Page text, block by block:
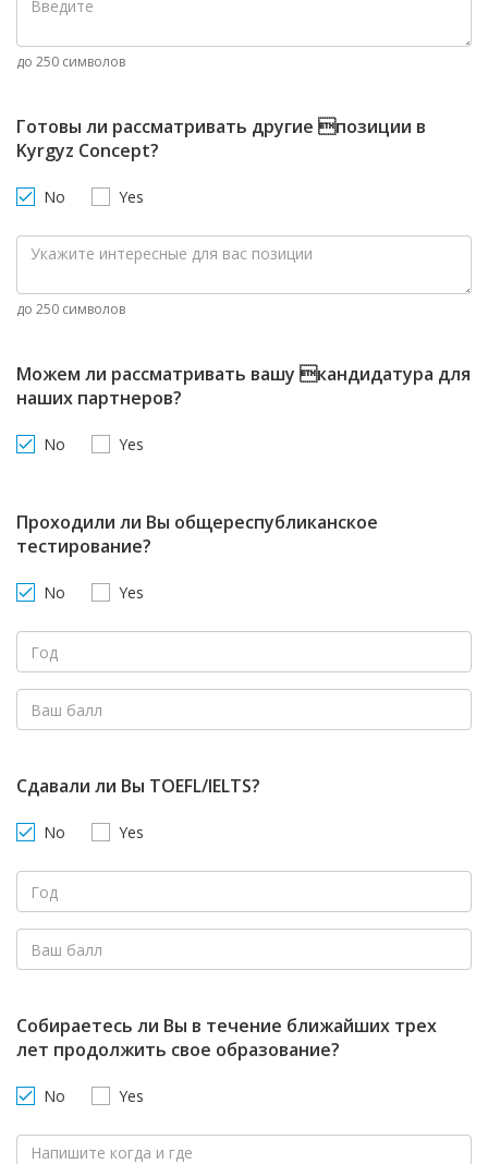
до 250 символов
Готовы ли рассматривать другие позиции в
Kyrgyz Concept?
No Yes
до 250 символов
Можем ли рассматривать вашу кандидатура для
наших партнеров?
No Yes
Проходили ли Вы общереспубликанское
тестирование?
No Yes
Сдавали ли Вы TOEFL/IELTS?
No Yes
Собираетесь ли Вы в течение ближайших трех
лет продолжить свое образование?
No Yes